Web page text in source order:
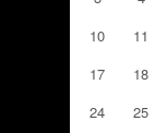
10
11
17
18
24
25